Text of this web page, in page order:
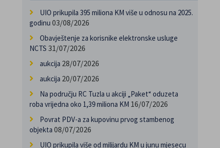
UIO prikupila 395 miliona KM više u odnosu na 2025.
godinu 03/08/2026
Obavještenje za korisnike elektronske usluge
NCTS 31/07/2026
aukcija 28/07/2026
aukcija 20/07/2026
Na području RC Tuzla u akciji „Paket“ oduzeta
roba vrijedna oko 1,39 miliona KM 16/07/2026
Povrat PDV-a za kupovinu prvog stambenog
objekta 08/07/2026
UIO prikupila više od milijardu KM u junu mjesecu